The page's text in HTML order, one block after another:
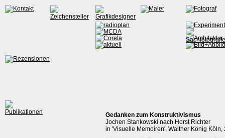
Gedanken zum Konstruktivismus
Jochen Stankowski nach Horst Richter
in 'Visuelle Memoiren', Walther König Köln,